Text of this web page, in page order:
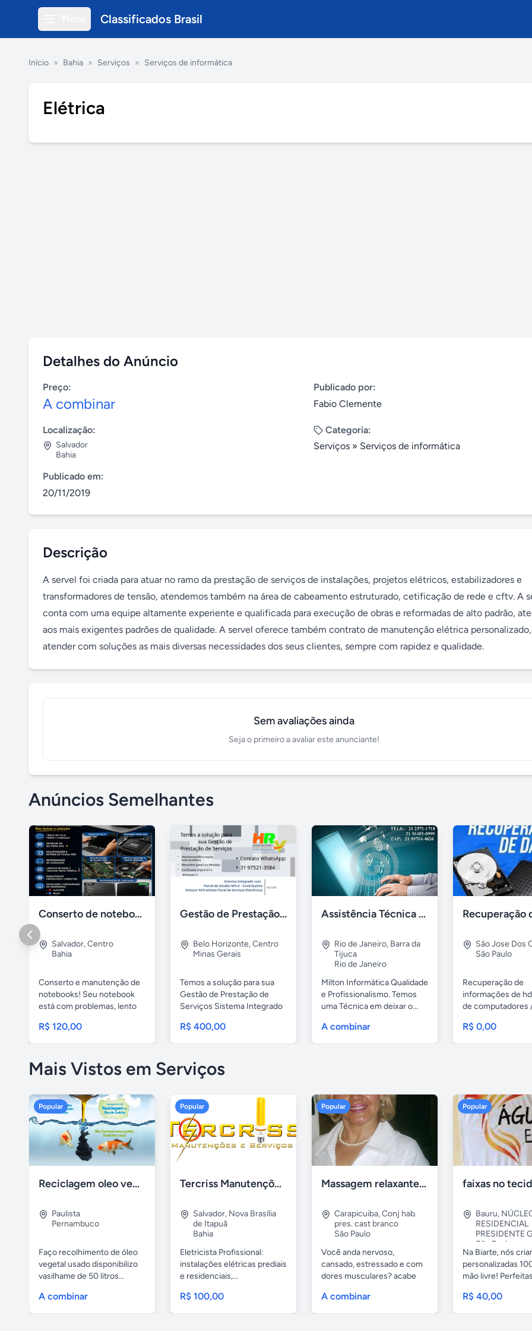
Classificados Brasil
Início » Bahia » Serviços » Serviços de informática
Elétrica
Detalhes do Anúncio
Preço:
A combinar
Publicado por:
Fabio Clemente
Localização:
Salvador
Bahia
Categoria:
Serviços » Serviços de informática
Publicado em:
20/11/2019
Descrição
A servel foi criada para atuar no ramo da prestação de serviços de instalações, projetos elétricos, estabilizadores e
transformadores de tensão, atendemos também na área de cabeamento estruturado, cetificação de rede e cftv. A
conta com uma equipe altamente experiente e qualificada para execução de obras e reformadas de alto padrão,
aos mais exigentes padrões de qualidade. A servel oferece também contrato de manutenção elétrica
atender com soluções as mais diversas necessidades dos seus clientes, sempre com rapidez e qualidade.
Sem avaliações ainda
Seja o primeiro a avaliar este anunciante!
Anúncios Semelhantes
Conserto de notebook manutenção e prevenção
Salvador,Centro
Bahia
Conserto e manutenção de
notebooks! Seu notebook
está com problemas, lento
R$ 120,00
Gestão de Prestação de Serviços NFS-e Emissor Nacional
Belo Horizonte,Centro
Minas Gerais
Temos a solução para sua
Gestão de Prestação de
Serviços Sistema Integrado
R$ 400,00
Assistência Técnica Informática Imediata Barra da Tijuca
Rio de Janeiro, Barra da
Tijuca
Rio de Janeiro
Milton Informática Qualidade
e Profissionalismo. Temos
uma Técnica em deixar o...
A combinar
São Jose Dos
São Paulo
Recuperação de
informações de
de computadores
R$ 0,00
Mais Vistos em Serviços
Popular
Reciclagem oleo vegetal
Paulista
Pernambuco
Faço recolhimento de óleo
vegetal usado disponibilizo
vasilhame de 50 litros...
A combinar
Popular
Tercriss Manutenções e Serviços
Salvador, Nova Brasília
de Itapuã
Bahia
Eletricista Profissional:
instalações elétricas prediais
e residenciais,...
R$ 100,00
Popular
Massagem relaxante- terapeutica e depilação
Carapicuiba,Conj hab.
pres. cast branco
São Paulo
Você anda nervoso,
cansado, estressado e com
dores musculares? acabe
A combinar
Popular
Bauru,
RESIDENCIAL
PRESIDENTE
São Paulo
Na Biarte, nós
personalizadas
mão livre!
R$ 40,00